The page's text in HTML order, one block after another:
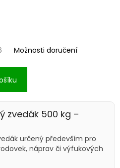
Možnosti doručení
zvedák 500 kg –
určený především pro
náprav či výfukových